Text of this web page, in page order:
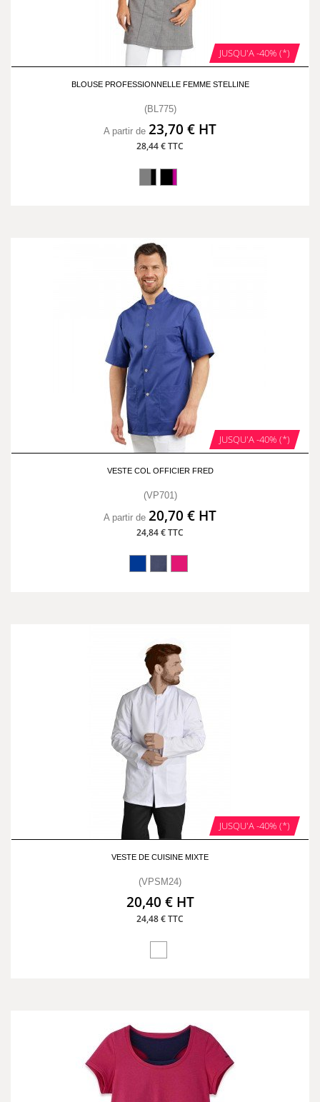
JUSQU'A -40% (*)
BLOUSE PROFESSIONNELLE FEMME STELLINE
(BL775)
A partir de 23,70 € HT
28,44 € TTC
JUSQU'A -40% (*)
VESTE COL OFFICIER FRED
(VP701)
A partir de 20,70 € HT
24,84 € TTC
JUSQU'A -40% (*)
VESTE DE CUISINE MIXTE
(VPSM24)
20,40 € HT
24,48 € TTC